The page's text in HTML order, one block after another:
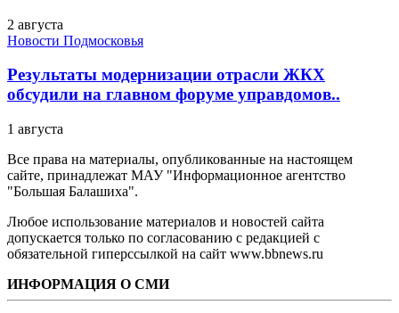
2 августа
Новости Подмосковья
Результаты модернизации отрасли ЖКХ
обсудили на главном форуме управдомов..
1 августа
Все права на материалы, опубликованные на настоящем
сайте, принадлежат МАУ "Информационное агентство
"Большая Балашиха".
Любое использование материалов и новостей сайта
допускается только по согласованию с редакцией с
обязательной гиперссылкой на сайт www.bbnews.ru
ИНФОРМАЦИЯ О СМИ